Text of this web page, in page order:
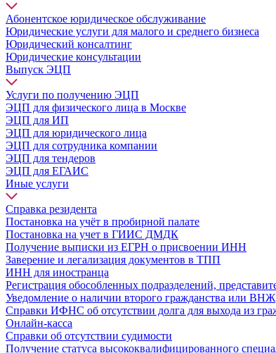
Абонентское юридическое обслуживание
Юридические услуги для малого и среднего бизнеса
Юридический консалтинг
Юридические консультации
Выпуск ЭЦП
Услуги по получению ЭЦП
ЭЦП для физического лица в Москве
ЭЦП для ИП
ЭЦП для юридического лица
ЭЦП для сотрудника компании
ЭЦП для тендеров
ЭЦП для ЕГАИС
Иные услуги
Справка резидента
Постановка на учёт в пробирной палате
Постановка на учет в ГИИС ДМДК
Получение выписки из ЕГРН о присвоении ИНН
Заверение и легализация документов в ТПП
ИНН для иностранца
Регистрация обособленных подразделений,
Уведомление о наличии второго гражданства или ВНЖ
Справки ИФНС об отсутствии долга для выхода из
Онлайн-касса
Справки об отсутствии судимости
Получение статуса высококвалифицированного